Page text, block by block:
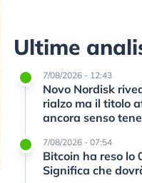
Ultime
7/08/2026 - 12:43
Novo Nordisk
rialzo ma il titolo
ancora senso
7/08/2026 - 07:54
Bitcoin ha reso lo
Significa che